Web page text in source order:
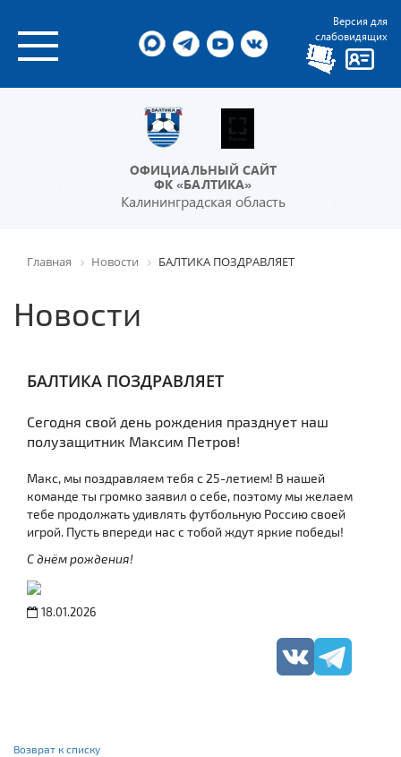
Версия для
слабовидящих
ОФИЦИАЛЬНЫЙ САЙТ
ФК «БАЛТИКА»
Калининградская область
Главная Новости БАЛТИКА ПОЗДРАВЛЯЕТ
Новости
БАЛТИКА ПОЗДРАВЛЯЕТ
Сегодня свой день рождения празднует наш
полузащитник Максим Петров!
Макс, мы поздравляем тебя с 25-летием! В нашей
команде ты громко заявил о себе, поэтому мы желаем
тебе продолжать удивлять футбольную Россию своей
игрой. Пусть впереди нас с тобой ждут яркие победы!
С днём рождения!
18.01.2026
Возврат к списку